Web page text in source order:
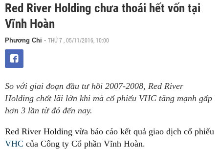
Red River Holding chưa thoái hết vốn tại
Vĩnh Hoàn
Phương Chi - THỨ 7 , 05/11/2016, 10:00
So với giai đoạn đầu tư hồi 2007-2008, Red River
Holding chốt lãi lớn khi mà cổ phiếu VHC tăng mạnh gấp
hơn 3 lần từ đó đến nay.
Red River Holding vừa báo cáo kết quả giao dịch cổ phiếu
VHC của Công ty Cổ phần Vĩnh Hoàn.